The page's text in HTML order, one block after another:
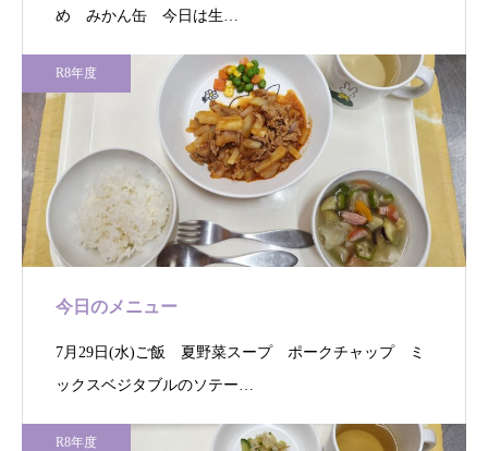
め みかん缶 今日は生…
R8年度
今日のメニュー
7月29日(水)ご飯 夏野菜スープ ポークチャップ ミ
ックスベジタブルのソテー…
R8年度